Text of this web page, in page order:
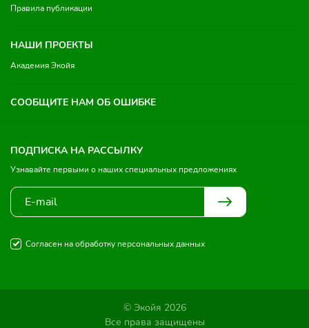
Правила публикации
НАШИ ПРОЕКТЫ
Академия Экойя
СООБЩИТЕ НАМ ОБ ОШИБКЕ
ПОДПИСКА НА РАССЫЛКУ
Узнавайте первыми о наших специальных предложениях
Согласен на обработку персональных данных
© Экойя 2026
Все права защищены